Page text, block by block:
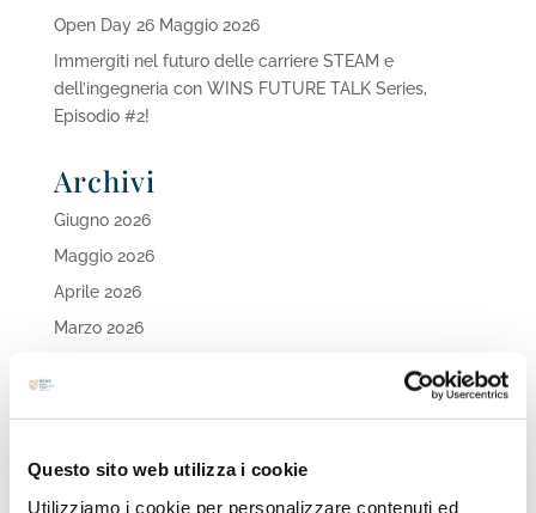
Questo sito web utilizza i cookie
Utilizziamo i cookie per personalizzare contenuti ed
Open Day 26 Maggio 2026
Immergiti nel futuro delle carriere STEAM e
dell’ingegneria con WINS FUTURE TALK Series,
Episodio #2!
Archivi
Giugno 2026
Maggio 2026
Aprile 2026
Marzo 2026
Agosto 2025
Aprile 2025